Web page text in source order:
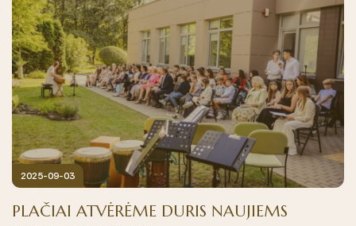
2025-09-03
PLAČIAI ATVĖRĖME DURIS NAUJIEMS